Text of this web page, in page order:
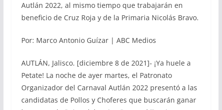
Autlán 2022, al mismo tiempo que trabajarán en
beneficio de Cruz Roja y de la Primaria Nicolás Bravo.
Por: Marco Antonio Guízar | ABC Medios
AUTLÁN, Jalisco. [diciembre 8 de 2021]- ¡Ya huele a
Petate! La noche de ayer martes, el Patronato
Organizador del Carnaval Autlán 2022 presentó a las
candidatas de Pollos y Choferes que buscarán ganar